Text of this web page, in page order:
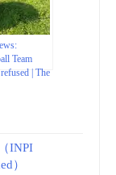
Team
| The
INPI
）